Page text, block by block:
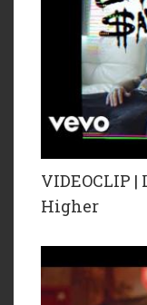
VIDEOCLIP |
Higher